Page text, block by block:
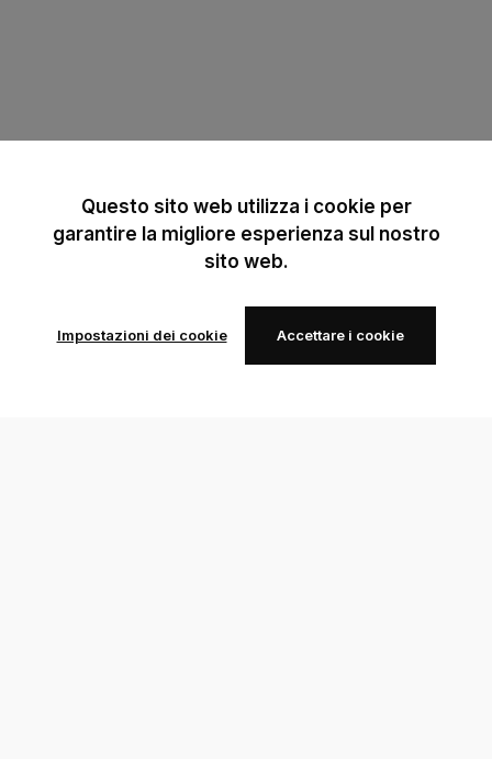
Questo sito web utilizza i cookie per
garantire la migliore esperienza sul nostro
sito web.
Impostazioni dei cookie Accettare i cookie